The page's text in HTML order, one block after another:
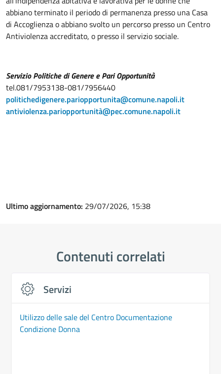
abbiano terminato il periodo di permanenza presso una Casa
di Accoglienza o abbiano svolto un percorso presso un Centro
Antiviolenza accreditato, o presso il servizio sociale.
Servizio Politiche di Genere e Pari Opportunità
tel.081/7953138-081/7956440
politichedigenere.pariopportunita@comune.napoli.it
antiviolenza.pariopportunità@pec.comune.napoli.it
Ultimo aggiornamento: 29/07/2026, 15:38
Contenuti correlati
Servizi
Utilizzo delle sale del Centro Documentazione
Condizione Donna